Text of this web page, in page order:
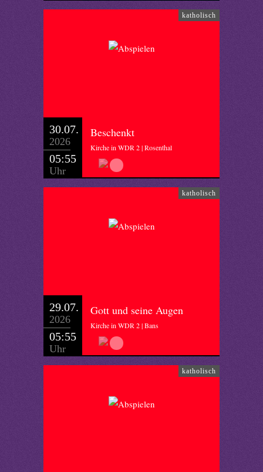
katholisch
30.07.
2026
05:55
Uhr
Beschenkt
Kirche in WDR 2 | Rosenthal
katholisch
29.07.
2026
05:55
Uhr
Gott und seine Augen
Kirche in WDR 2 | Bans
katholisch